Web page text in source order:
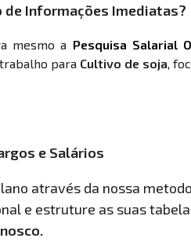
de Informações Imediatas?
mesmo a Pesquisa Salarial
para Cultivo de soja ,
e Salários
através da nossa
e estruture as suas